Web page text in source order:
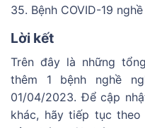
35. Bệnh COVID-19
Lời kết
Trên đây là những
thêm 1 bệnh nghề
01/04/2023. Để cập
khác, hãy tiếp tục